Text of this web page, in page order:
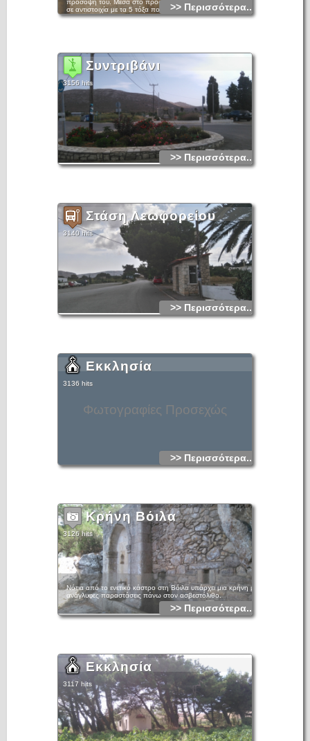
πρόσοψή του. Μέσα στο προστώο βρίσκονται οι 5 γούρνες,
σε αντιστοιχία με τα 5 τόξα που διαμορφώνουν με
αψιδώματα την πρόσοψη της δεξαμενής. Η τοξοστοιχία
>> Περισσότερα...
Συντριβάνι
3156 hits
>> Περισσότερα...
Στάση Λεωφορείου
3140 hits
>> Περισσότερα...
Φωτογραφίες Προσεχώς
Εκκλησία
3136 hits
>> Περισσότερα...
Κρήνη Βόιλα
3126 hits
Νότια από το ενετικό κάστρο στη Βόιλα υπάρχει μια κρήνη με
ανάγλυφες παραστάσεις πάνω στον ασβεστόλιθο.
>> Περισσότερα...
Εκκλησία
3117 hits